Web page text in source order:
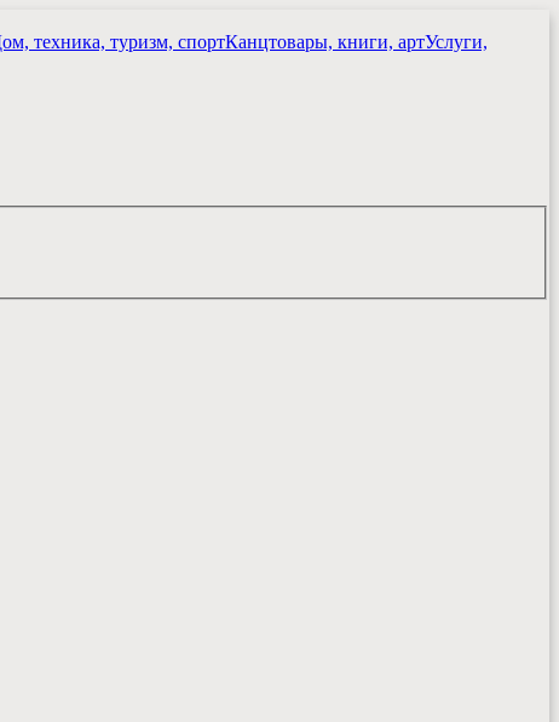
техника, туризм, спортКанцтовары, книги, артУслуги,